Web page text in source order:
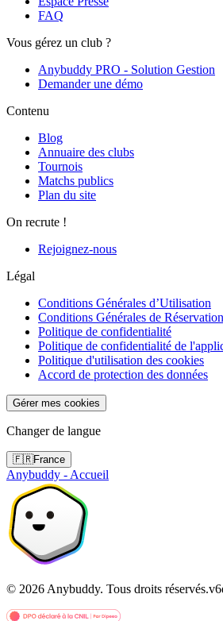
FAQ
Vous gérez un club ?
Anybuddy PRO - Solution Gestion
Demander une démo
Contenu
Blog
Annuaire des clubs
Tournois
Matchs publics
Plan du site
On recrute !
Rejoignez-nous
Légal
Conditions Générales d’Utilisation
Conditions Générales de
Politique de confidentialité
Politique de confidentialité de
Politique d'utilisation des cookies
Accord de protection des données
Gérer mes cookies
Changer de langue
🇫🇷France
Anybuddy - Accueil
© 2026 Anybuddy. Tous droits réservés.v